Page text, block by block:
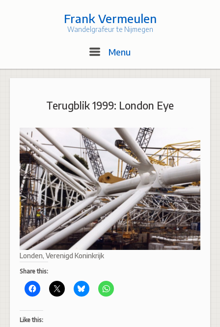
Frank Vermeulen
Wandelgrafeur te Nijmegen
Menu
Terugblik 1999: London Eye
Londen, Verenigd Koninkrijk
Share this:
Like this: